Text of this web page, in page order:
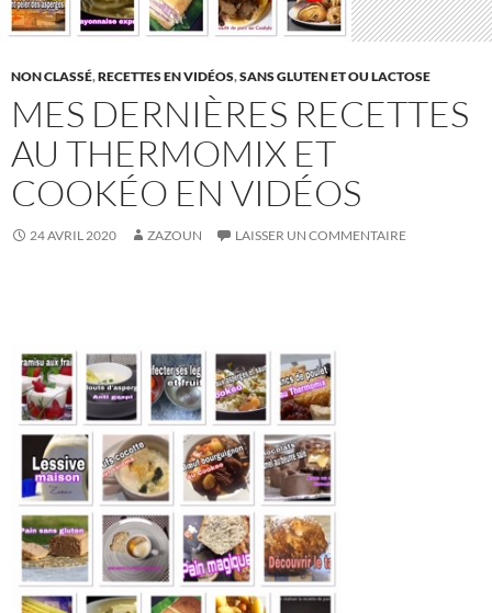
NON CLASSÉ,RECETTES EN VIDÉOS,SANS GLUTEN ET OU LACTOSE
MES DERNIÈRES RECETTES
AU THERMOMIX ET
COOKÉO EN VIDÉOS
24 AVRIL 2020 ZAZOUN LAISSER UN COMMENTAIRE